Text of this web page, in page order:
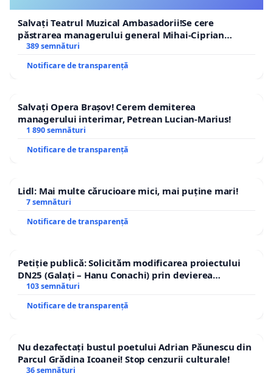
Salvați Teatrul Muzical Ambasadorii!Se cere
păstrarea managerului general Mihai-Ciprian
ROGOJAN
389 semnături
Notificare de transparență
Salvați Opera Brașov! Cerem demiterea
managerului interimar, Petrean Lucian-Marius!
1 890 semnături
Notificare de transparență
Lidl: Mai multe cărucioare mici, mai puține mari!
7 semnături
Notificare de transparență
Petiție publică: Solicităm modificarea proiectului
DN25 (Galați – Hanu Conachi) prin devierea
traseului în afara localităților!
103 semnături
Notificare de transparență
Nu dezafectați bustul poetului Adrian Păunescu din
Parcul Grădina Icoanei! Stop cenzurii culturale!
36 semnături